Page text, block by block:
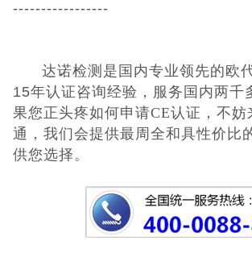
-----------------
达诺检测是国内专业领先的欧代
15年认证咨询经验，服务国内两千
果您正头疼如何申请CE认证，不妨
通，我们会提供最周全和具性价比
供您选择。